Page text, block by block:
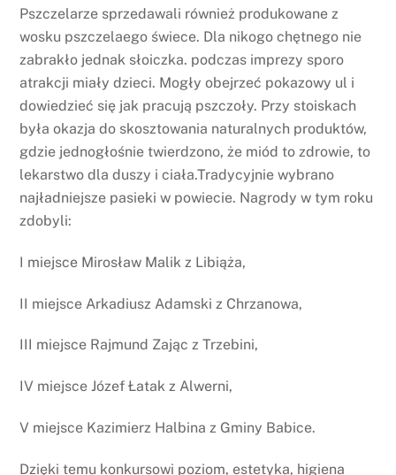
Pszczelarze sprzedawali również produkowane z
wosku pszczelaego świece. Dla nikogo chętnego nie
zabrakło jednak słoiczka. podczas imprezy sporo
atrakcji miały dzieci. Mogły obejrzeć pokazowy ul i
dowiedzieć się jak pracują pszczoły. Przy stoiskach
była okazja do skosztowania naturalnych produktów,
gdzie jednogłośnie twierdzono, że miód to zdrowie, to
lekarstwo dla duszy i ciała.Tradycyjnie wybrano
najładniejsze pasieki w powiecie. Nagrody w tym roku
zdobyli:
I miejsce Mirosław Malik z Libiąża,
II miejsce Arkadiusz Adamski z Chrzanowa,
III miejsce Rajmund Zając z Trzebini,
IV miejsce Józef Łatak z Alwerni,
V miejsce Kazimierz Halbina z Gminy Babice.
Dzięki temu konkursowi poziom, estetyka, higiena